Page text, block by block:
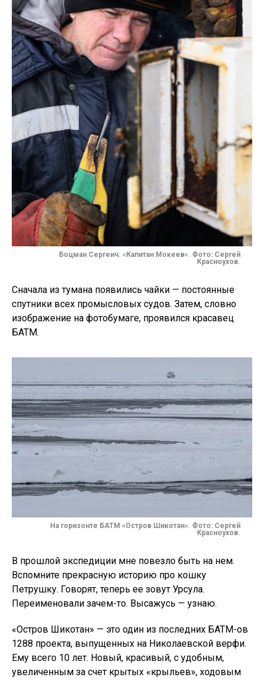
Боцман Сергеич. «Капитан Мокеев». Фото: Сергей
Красноухов.
Сначала из тумана появились чайки — постоянные
спутники всех промысловых судов. Затем, словно
изображение на фотобумаге, проявился красавец
БАТМ.
На горизонте БАТМ «Остров Шикотан». Фото: Сергей
Красноухов.
В прошлой экспедиции мне повезло быть на нем.
Вспомните прекрасную историю про кошку
Петрушку. Говорят, теперь ее зовут Урсула.
Переименовали зачем-то. Высажусь — узнаю.
«Остров Шикотан» — это один из последних БАТМ-ов
1288 проекта, выпущенных на Николаевской верфи.
Ему всего 10 лет. Новый, красивый, с удобным,
увеличенным за счет крытых «крыльев», ходовым